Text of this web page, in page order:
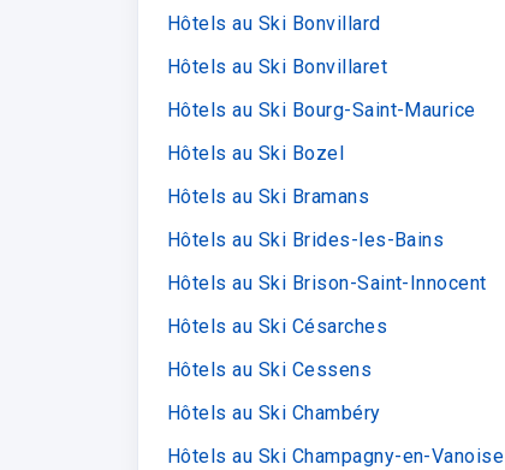
Hôtels au Ski Bonvillard
Hôtels au Ski Bonvillaret
Hôtels au Ski Bourg-Saint-Maurice
Hôtels au Ski Bozel
Hôtels au Ski Bramans
Hôtels au Ski Brides-les-Bains
Hôtels au Ski Brison-Saint-Innocent
Hôtels au Ski Césarches
Hôtels au Ski Cessens
Hôtels au Ski Chambéry
Hôtels au Ski Champagny-en-Vanoise